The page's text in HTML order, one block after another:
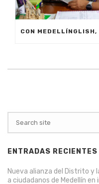
ENTRADAS RECIENTES
Nueva alianza del Distrito y
a ciudadanos de Medellín